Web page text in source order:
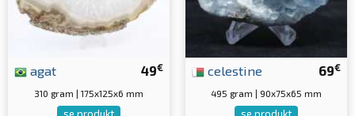
49€
agat
310 gram | 175x125x6 mm
69€
celestine
495 gram | 90x75x65 mm